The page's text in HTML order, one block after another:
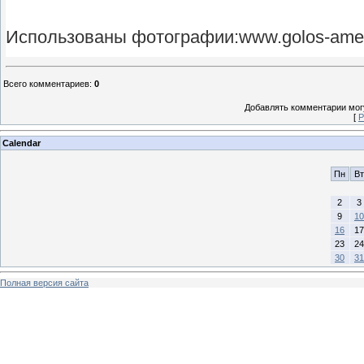
Использованы фотографии:www.golos-
Всего комментариев: 0
Добавлять комментарии
[
Calendar
Пн Вт
2
3
9
10
16
17
23
24
30
31
Полная версия сайта